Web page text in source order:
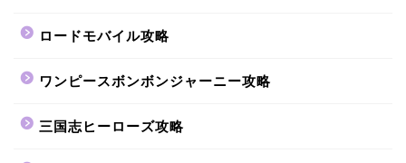
ロードモバイル攻略
ワンピースボンボンジャーニー攻略
三国志ヒーローズ攻略